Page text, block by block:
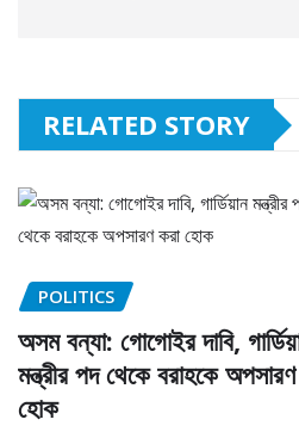
RELATED STORY
POLITICS
অসম বন্যা: গোগোইর দাবি,
মন্ত্রীর পদ থেকে বরাহকে
হোক